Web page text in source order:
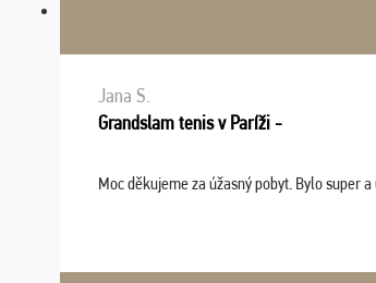
Jana S.
Grandslam tenis v Paríži -
Moc děkujeme za úžasný pobyt. Bylo super